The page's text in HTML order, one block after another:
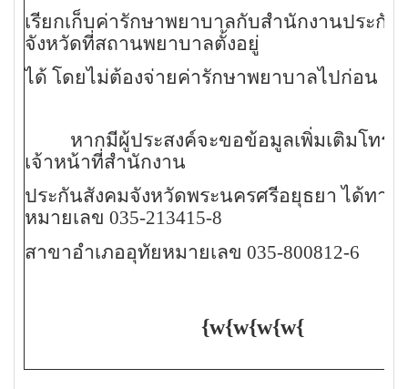
เรียกเก็บค่ารักษาพยาบาลกับสำนักงานประกัน
จังหวัดที่สถานพยาบาลตั้งอยู่
ได้ โดยไม่ต้องจ่ายค่ารักษาพยาบาลไปก่อน
หากมีผู้ประสงค์จะขอข้อมูลเพิ่มเติมโทรส
เจ้าหน้าที่สำนักงาน
ประกันสังคมจังหวัดพระนครศรีอยุธยา ได้ทาง
หมายเลข 035-213415-8
สาขาอำเภออุทัยหมายเลข 035-800812-6
{w{w{w{w{